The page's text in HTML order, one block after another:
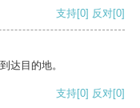
支持[0] 反对[0]
达目的地。
支持[0] 反对[0]